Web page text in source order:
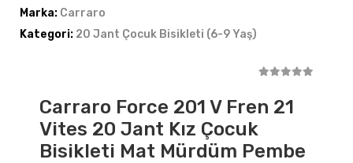
Marka: Carraro
Kategori: 20 Jant Çocuk Bisikleti (6-9 Yaş)
Carraro Force 201 V Fren 21
Vites 20 Jant Kız Çocuk
Bisikleti Mat Mürdüm Pembe